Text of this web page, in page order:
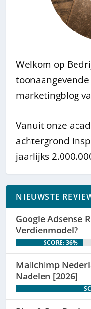
Welkom op
marketingblog
Vanuit onze
achtergrond
jaarlijks
NIEUWSTE
Google Adsense
Verdienmodel?
SCORE: 36%
Mailchimp
Nadelen [2026]